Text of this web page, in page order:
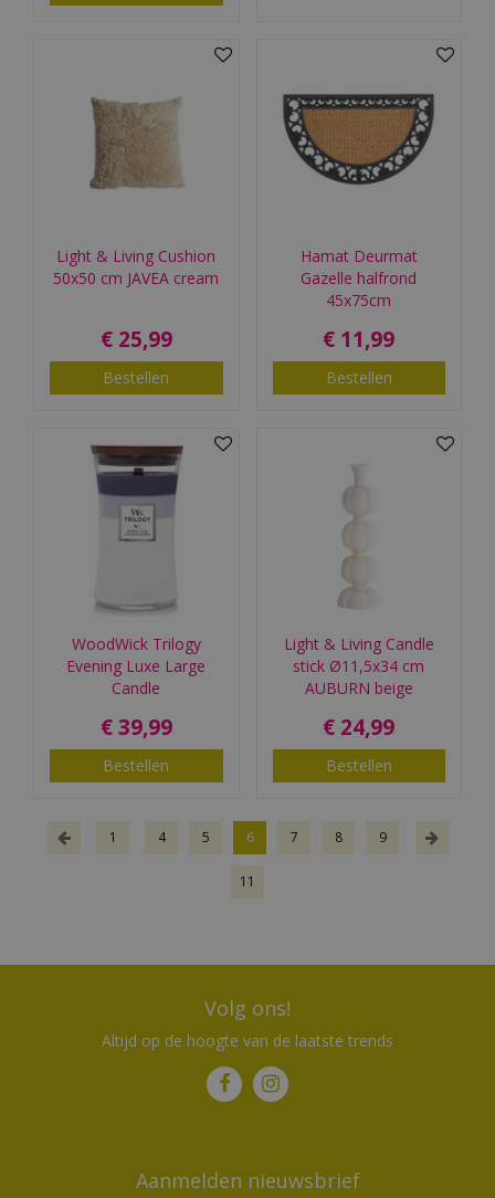
Light & Living Cushion
50x50 cm JAVEA cream
€ 25,99
Bestellen
Hamat Deurmat
Gazelle halfrond
45x75cm
€ 11,99
Bestellen
WoodWick Trilogy
Evening Luxe Large
Candle
€ 39,99
Bestellen
Light & Living Candle
stick Ø11,5x34 cm
AUBURN beige
€ 24,99
Bestellen
1 4 5 6 7 8 9
11
Volg ons!
Altijd op de hoogte van de laatste trends
Aanmelden nieuwsbrief